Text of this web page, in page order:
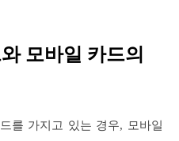
모바일 카드의
를 가지고 있는 경우, 모바일